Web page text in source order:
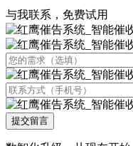
与我联系，免费试用
提交留言